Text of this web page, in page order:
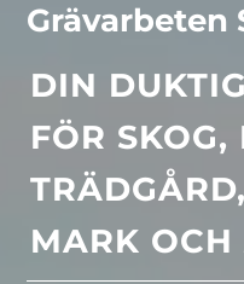
Grävarbeten
DIN
FÖR SKOG,
MARK